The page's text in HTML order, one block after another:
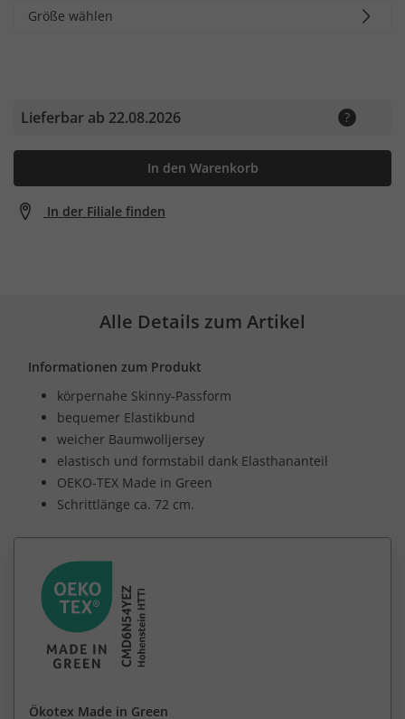
Größe wählen
Lieferbar ab 22.08.2026
In den Warenkorb
In der Filiale finden
Alle Details zum Artikel
Informationen zum Produkt
körpernahe Skinny-Passform
bequemer Elastikbund
weicher Baumwolljersey
elastisch und formstabil dank Elasthananteil
OEKO-TEX Made in Green
Schrittlänge ca. 72 cm.
Ökotex Made in Green